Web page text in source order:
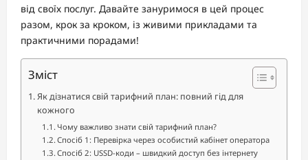
від своїх послуг. Давайте зануримося в цей процес
разом, крок за кроком, із живими прикладами та
практичними порадами!
Зміст
Як дізнатися свій тарифний план: повний гід для
кожного
Чому важливо знати свій тарифний план?
Спосіб 1: Перевірка через особистий кабінет оператора
Спосіб 2: USSD-коди – швидкий доступ без інтернету